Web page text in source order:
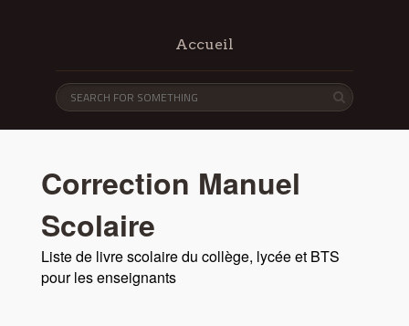
Accueil
Correction Manuel
Scolaire
Liste de livre scolaire du collège, lycée et BTS
pour les enseignants